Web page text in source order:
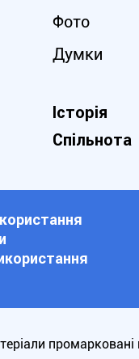
Фото
Думки
Історія
Спільнота